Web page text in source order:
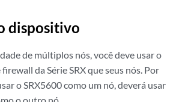
dispositivo
de múltiplos nós, você deve usar o
da Série SRX que seus nós. Por
o SRX5600 como um nó, deverá usar